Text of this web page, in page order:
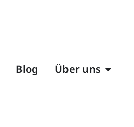
Blog Über uns